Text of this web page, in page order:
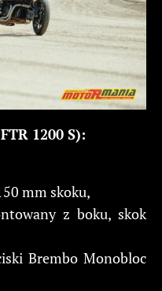
1200 S):
mm skoku,
z boku, skok
Brembo Monobloc